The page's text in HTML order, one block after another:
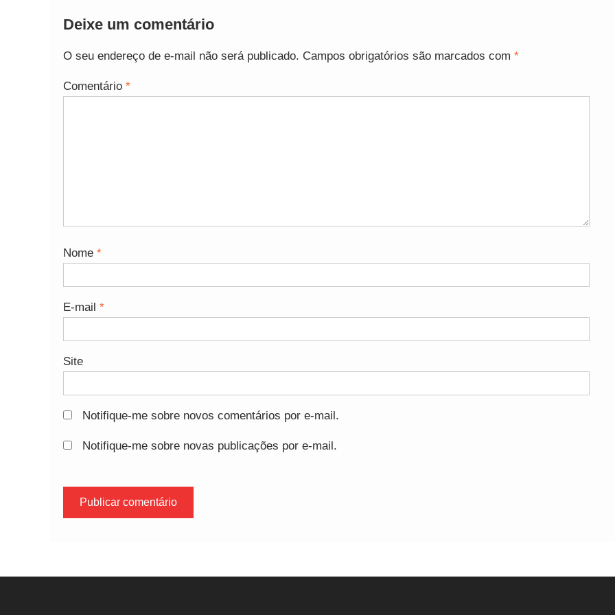
Deixe um comentário
O seu endereço de e-mail não será publicado. Campos obrigatórios são marcados com *
Comentário *
Nome *
E-mail *
Site
Notifique-me sobre novos comentários por e-mail.
Notifique-me sobre novas publicações por e-mail.